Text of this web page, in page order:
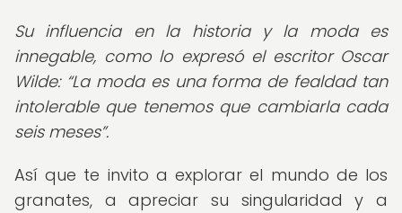
Su influencia en la historia y la moda es
innegable, como lo expresó el escritor Oscar
Wilde: La moda es una forma de fealdad tan
intolerable que tenemos que cambiarla cada
seis meses .
Así que te invito a explorar el mundo de los
granates, a apreciar su singularidad y a